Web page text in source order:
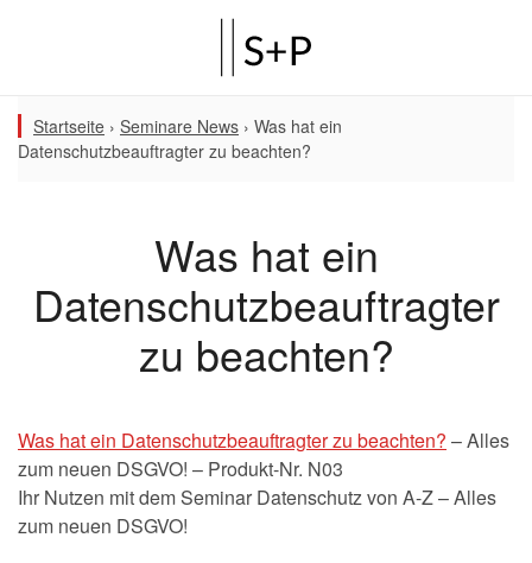
Startseite › Seminare News › Was hat ein
Datenschutzbeauftragter zu beachten?
Was hat ein
Datenschutzbeauftragter
zu beachten?
Was hat ein Datenschutzbeauftragter zu beachten? – Alles
zum neuen DSGVO! – Produkt-Nr. N03
Ihr Nutzen mit dem Seminar Datenschutz von A-Z – Alles
zum neuen DSGVO!